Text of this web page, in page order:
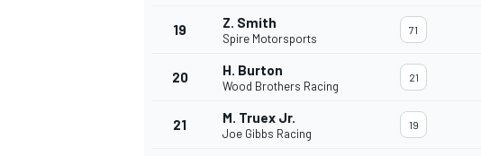
19 Z. Smith
Spire Motorsports
71
20 H. Burton
Wood Brothers Racing
21
21 M. Truex Jr.
Joe Gibbs Racing
19